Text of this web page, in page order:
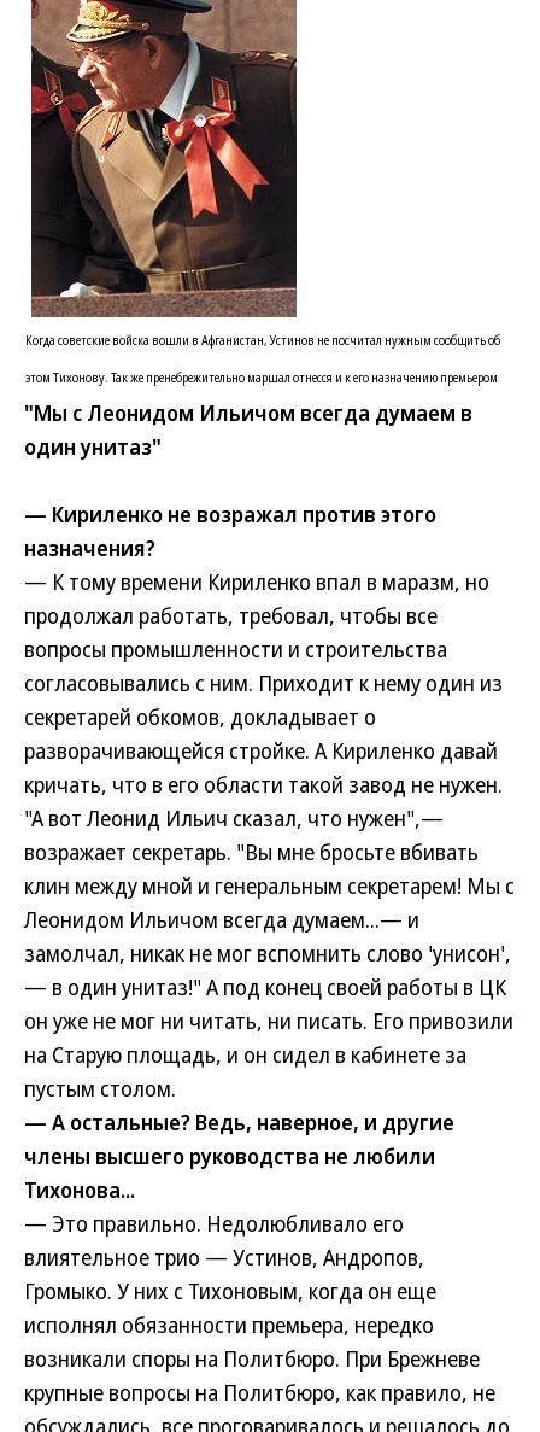
Когда советские войска вошли в Афганистан, Устинов не посчитал нужным сообщить об
этом Тихонову. Так же пренебрежительно маршал отнесся и к его назначению премьером
"Мы с Леонидом Ильичом всегда думаем в
один унитаз"
— Кириленко не возражал против этого
назначения?
— К тому времени Кириленко впал в маразм, но
продолжал работать, требовал, чтобы все
вопросы промышленности и строительства
согласовывались с ним. Приходит к нему один из
секретарей обкомов, докладывает о
разворачивающейся стройке. А Кириленко давай
кричать, что в его области такой завод не нужен.
"А вот Леонид Ильич сказал, что нужен",—
возражает секретарь. "Вы мне бросьте вбивать
клин между мной и генеральным секретарем! Мы с
Леонидом Ильичом всегда думаем...— и
замолчал, никак не мог вспомнить слово 'унисон',
— в один унитаз!" А под конец своей работы в ЦК
он уже не мог ни читать, ни писать. Его привозили
на Старую площадь, и он сидел в кабинете за
пустым столом.
— А остальные? Ведь, наверное, и другие
члены высшего руководства не любили
Тихонова...
— Это правильно. Недолюбливало его
влиятельное трио — Устинов, Андропов,
Громыко. У них с Тихоновым, когда он еще
исполнял обязанности премьера, нередко
возникали споры на Политбюро. При Брежневе
крупные вопросы на Политбюро, как правило, не
обсуждались, все проговаривалось и решалось до